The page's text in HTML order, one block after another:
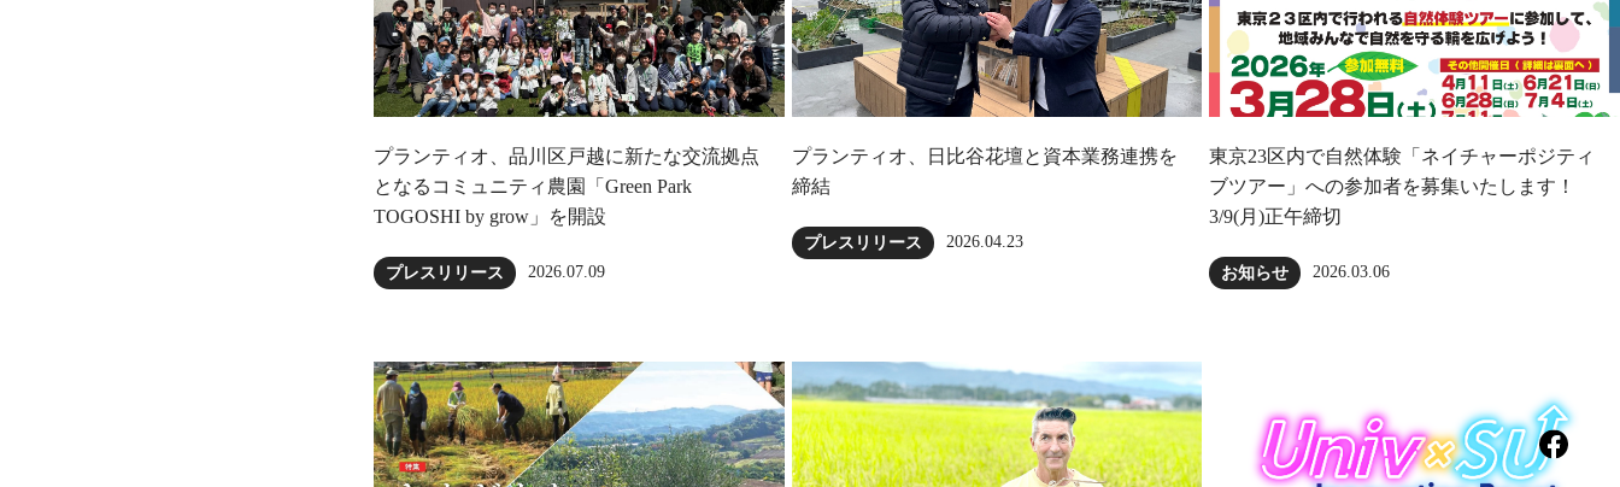
プランティオ、品川区戸越に新たな交流拠点
となるコミュニティ農園「Green Park
TOGOSHI by grow」を開設
プレスリリース 2026.07.09
プランティオ、日比谷花壇と資本業務連携を
締結
プレスリリース 2026.04.23
東京23区内で自然体験「ネイチャーポジティ
ブツアー」への参加者を募集いたします！
3/9(月)正午締切
お知らせ 2026.03.06